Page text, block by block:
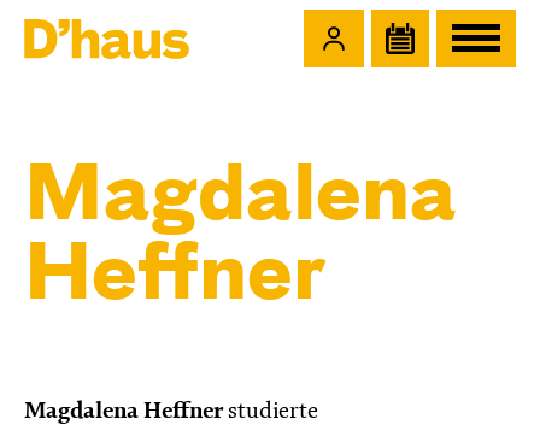
Magdalena
Heffner
Magdalena Heffnerstudierte